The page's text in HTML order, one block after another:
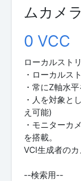
ムカメ
0 VCC
ローカルスト
・ローカルス
・常にZ軸水
・人を対象と
え可能)
・モニターカ
を搭載。
VCI生成者のカ
--検索用--